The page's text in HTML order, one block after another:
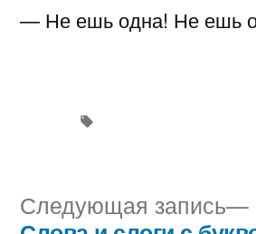
— Не ешь одна! Не ешь
Следующая запись